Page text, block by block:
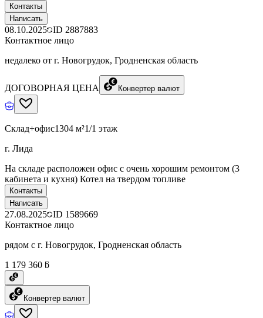
Контакты
Написать
08.10.2025 ID 2887883
Контактное лицо
недалеко от г. Новогрудок, Гродненская область
ДОГОВОРНАЯ ЦЕНА Конвертер валют
Склад+офис1304 м²1/1 этаж
г. Лида
На складе расположен офис с очень хорошим ремонтом (3
кабинета и кухня) Котел на твердом топливе
Контакты
Написать
27.08.2025 ID 1589669
Контактное лицо
рядом с г. Новогрудок, Гродненская область
1 179 360 ƃ
Конвертер валют